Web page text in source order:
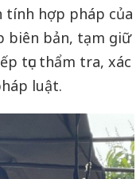
tính hợp pháp của
biên bản, tạm giữ
tục thẩm tra, xác
luật.